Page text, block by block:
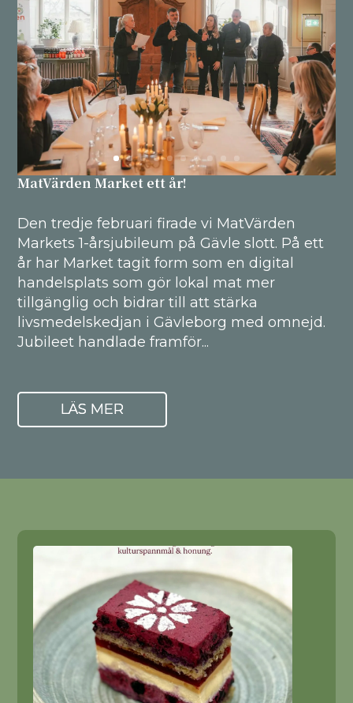
MatVärden Market ett år!
Den tredje februari firade vi MatVärden
Markets 1-årsjubileum på Gävle slott. På ett
år har Market tagit form som en digital
handelsplats som gör lokal mat mer
tillgänglig och bidrar till att stärka
livsmedelskedjan i Gävleborg med omnejd.
Jubileet handlade framför...
LÄS MER